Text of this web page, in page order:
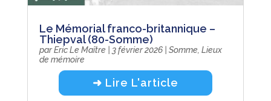
Le Mémorial franco-britannique –
Thiepval (80-Somme)
parEric Le Maître 3 février 2026| Somme Lieux
de mémoire
➜ Lire L'article